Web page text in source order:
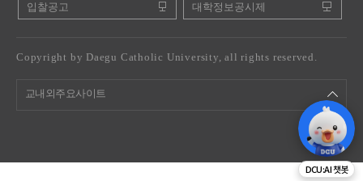
입찰공고 대학정보공시제
Copyright by Daegu Catholic University, all rights reserved.
교내외주요사이트
DCU:AI 챗봇